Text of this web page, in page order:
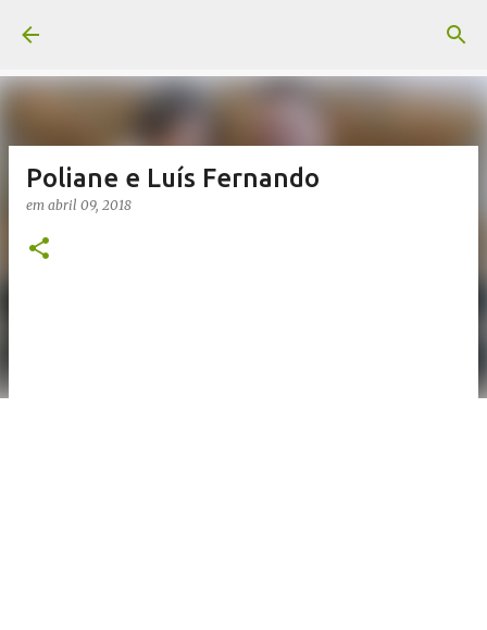
Poliane e Luís Fernando
em abril 09, 2018